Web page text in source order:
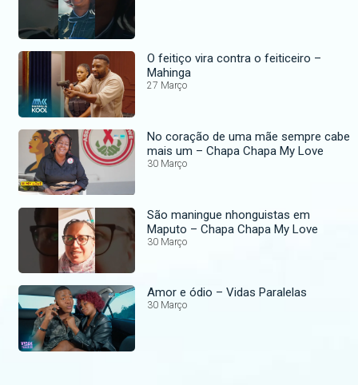
O feitiço vira contra o feiticeiro –
Mahinga
27 Março
No coração de uma mãe sempre cabe
mais um – Chapa Chapa My Love
30 Março
São maningue nhonguistas em
Maputo – Chapa Chapa My Love
30 Março
Amor e ódio – Vidas Paralelas
30 Março